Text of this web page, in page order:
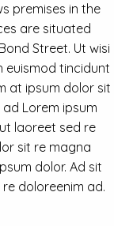
premises in the
are situated
Street. Ut wisi
euismod tincidunt
at ipsum dolor sit
Lorem ipsum
laoreet sed re
sit re magna
dolor. Ad sit
doloreenim ad.